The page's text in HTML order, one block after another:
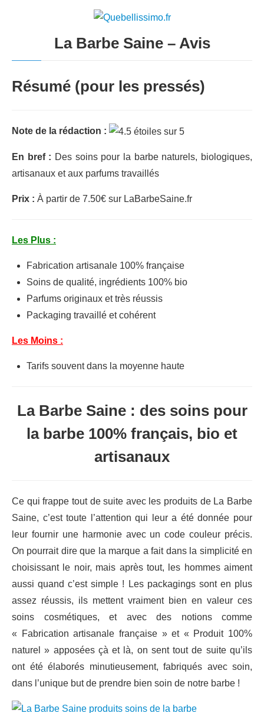
La Barbe Saine – Avis
Résumé (pour les pressés)
Note de la rédaction :
En bref : Des soins pour la barbe naturels, biologiques,
artisanaux et aux parfums travaillés
Prix : À partir de 7.50€ sur LaBarbeSaine.fr
Les Plus :
Fabrication artisanale 100% française
Soins de qualité, ingrédients 100% bio
Parfums originaux et très réussis
Packaging travaillé et cohérent
Les Moins :
Tarifs souvent dans la moyenne haute
La Barbe Saine : des soins pour
la barbe 100% français, bio et
artisanaux
Ce qui frappe tout de suite avec les produits de La Barbe
Saine, c’est toute l’attention qui leur a été donnée pour
leur fournir une harmonie avec un code couleur précis.
On pourrait dire que la marque a fait dans la simplicité en
choisissant le noir, mais après tout, les hommes aiment
aussi quand c’est simple ! Les packagings sont en plus
assez réussis, ils mettent vraiment bien en valeur ces
soins cosmétiques, et avec des notions comme
« Fabrication artisanale française » et « Produit 100%
naturel » apposées çà et là, on sent tout de suite qu’ils
ont été élaborés minutieusement, fabriqués avec soin,
dans l’unique but de prendre bien soin de notre barbe !